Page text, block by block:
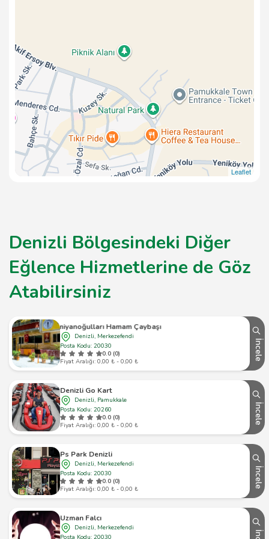
Leaflet
Denizli Bölgesindeki Diğer
Eğlence Hizmetlerine de Göz
Atabilirsiniz
Germiyanoğulları Hamam Çaybaşı Şubesi
Denizli, Merkezefendi
Posta Kodu: 20030
0.0 (0)
Fiyat Aralığı: 0,00 ₺ - 0,00 ₺
İncele
Denizli Go Kart
Denizli, Pamukkale
Posta Kodu: 20260
0.0 (0)
Fiyat Aralığı: 0,00 ₺ - 0,00 ₺
İncele
Ps Park Denizli
Denizli, Merkezefendi
Posta Kodu: 20030
0.0 (0)
Fiyat Aralığı: 0,00 ₺ - 0,00 ₺
İncele
Uzman Falcı
Denizli, Merkezefendi
Posta Kodu: 20030